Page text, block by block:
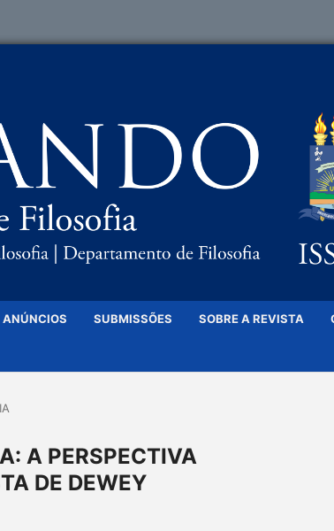
ANÚNCIOS SUBMISSÕES SOBRE A REVISTA
A PERSPECTIVA
DE DEWEY